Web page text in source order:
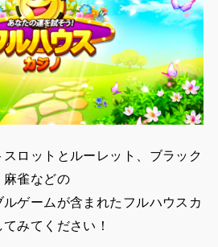
ロットとルーレット、ブラック
麻雀などの
ゲームが含まれたフルハウスカ
みてください！